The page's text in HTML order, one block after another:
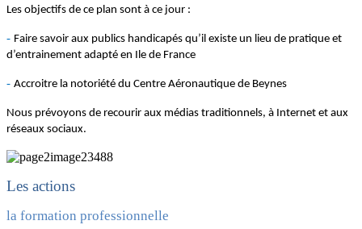
Les objectifs de ce plan sont à ce jour :
- Faire savoir aux publics handicapés qu’il existe un lieu de pratique et
d’entrainement adapté en Ile de France
- Accroitre la notoriété du Centre Aéronautique de Beynes
Nous prévoyons de recourir aux médias traditionnels, à Internet et aux
réseaux sociaux.
Les actions
la formation professionnelle